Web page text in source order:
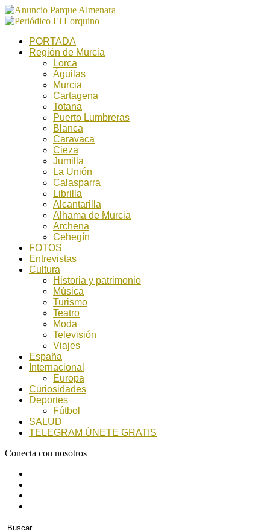
PORTADA
Región de Murcia
Lorca
Águilas
Murcia
Cartagena
Totana
Puerto Lumbreras
Blanca
Caravaca
Cieza
Jumilla
La Unión
Calasparra
Librilla
Alcantarilla
Alhama de Murcia
Archena
Cehegín
FOTOS
Entrevistas
Cultura
Historia y patrimonio
Música
Turismo
Teatro
Moda
Televisión
Viajes
España
Internacional
Europa
Curiosidades
Deportes
Fútbol
SALUD
TELEGRAM ÚNETE GRATIS
Conecta con nosotros